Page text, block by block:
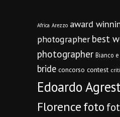
Africa Arezzo award
photographer best
photographer Bianco
bride concorso contest
Edoardo
Florencefoto